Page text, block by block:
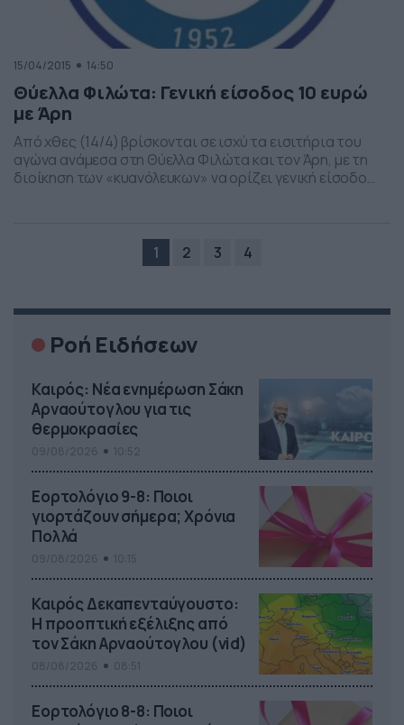
15/04/2015 14:50
Θύελλα Φιλώτα: Γενική είσοδος 10 ευρώ
με Άρη
Από χθες (14/4) βρίσκονται σε ισχύ τα εισιτήρια του
αγώνα ανάμεσα στη Θύελλα Φιλώτα και τον Άρη, με τη
διοίκηση των «κυανόλευκων» να ορίζει γενική είσοδο
ΑΡΗΣ Θεσσαλονίκης και ορίστηκε γενική είσοδος 10
1 2 3 4
Ροή Ειδήσεων
Καιρός: Νέα ενημέρωση Σάκη
Αρναούτογλου για τις
θερμοκρασίες
Εορτολόγιο 9-8: Ποιοι
γιορτάζουν σήμερα; Χρόνια
Πολλά
Καιρός Δεκαπενταύγουστο:
Η προοπτική εξέλιξης από
τον Σάκη Αρναούτογλου (vid)
Εορτολόγιο 8-8: Ποιοι